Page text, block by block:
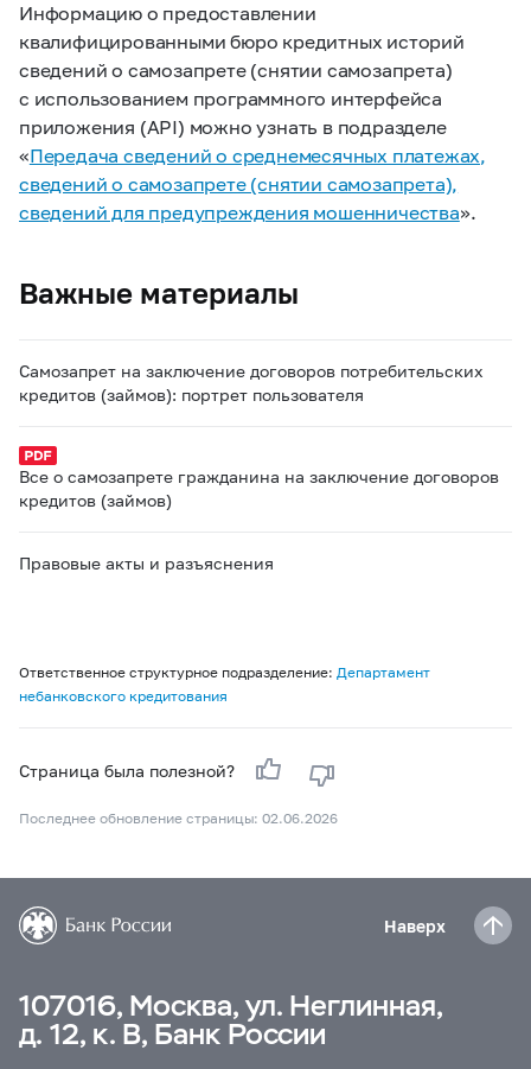
Информацию о предоставлении
квалифицированными бюро кредитных историй
сведений о самозапрете (снятии самозапрета)
с использованием программного интерфейса
приложения (API) можно узнать в подразделе
«Передача сведений о среднемесячных платежах,
сведений о самозапрете (снятии самозапрета),
сведений для предупреждения мошенничества».
Важные материалы
Самозапрет на заключение договоров потребительских
кредитов (займов): портрет пользователя
Все о самозапрете гражданина на заключение договоров
кредитов (займов)
Правовые акты и разъяснения
Ответственное структурное подразделение: Департамент
небанковского кредитования
Страница была полезной?
Последнее обновление страницы: 02.06.2026
Наверх
107016, Москва, ул. Неглинная,
д. 12, к. В, Банк России